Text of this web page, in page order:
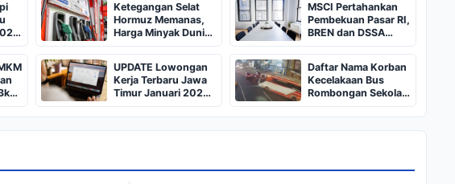
Ketegangan Selat
Hormuz Memanas,
Harga Minyak Dunia
Dekati US$ 108
MSCI Pertahankan
Pembekuan Pasar RI,
BREN dan DSSA
Terancam Keluar dari
Indeks
UPDATE Lowongan
Kerja Terbaru Jawa
Timur Januari 2025,
Siapkan CV dan
Persyaratan
Daftar Nama Korban
Kecelakaan Bus
Rombongan Sekolah
dari Bali di Kota Batu:
Salah Satunya Ada
Balita